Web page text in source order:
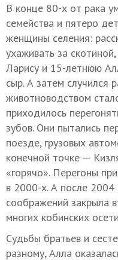
В конце 80-х от рака
семейства и пятеро
женщины селения:
ухаживать за
Ларису и 15-летнюю
сыр. А затем случился
животноводством
приходилось
зубов. Они пытались
поезде, грузовых
конечной точке —
«горячо». Перегоны
в 2000-х. А после 2004
соображений закрыла
многих кобинских
Судьбы братьев и
разному, Алла